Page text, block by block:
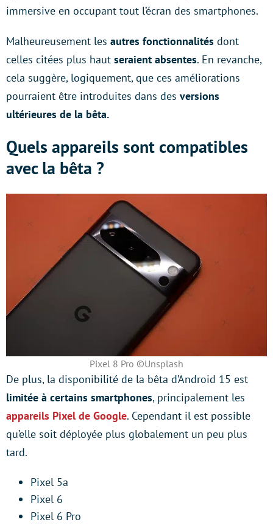
immersive en occupant tout l’écran des smartphones.
Malheureusement les autres fonctionnalités dont
celles citées plus haut seraient absentes. En revanche,
cela suggère, logiquement, que ces améliorations
pourraient être introduites dans des versions
ultérieures de la bêta.
Quels appareils sont compatibles
avec la bêta ?
Pixel 8 Pro ©Unsplash
De plus, la disponibilité de la bêta d’Android 15 est
limitée à certains smartphones, principalement les
appareils Pixel de Google. Cependant il est possible
qu’elle soit déployée plus globalement un peu plus
tard.
Pixel 5a
Pixel 6
Pixel 6 Pro